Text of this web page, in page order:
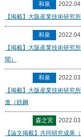
和泉
【掲載】大阪産業技術研究
和泉
【掲載】大阪産業技術研究
聞）
和泉
【掲載】大阪産業技術研究
進（鉄鋼
森之宮
【論文掲載】共同研究成果